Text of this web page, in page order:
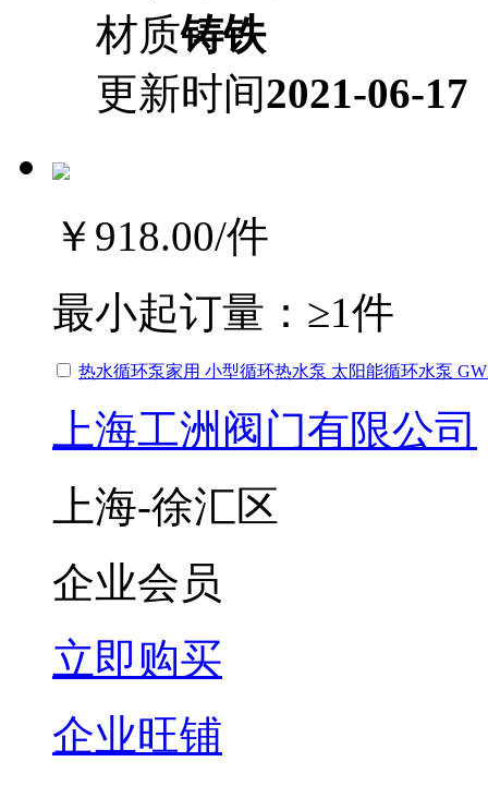
材质铸铁
更新时间2021-06-17
￥918.00/件
最小起订量： ≥1件
热水循环泵家用 小型循环热水泵 太阳能循环水泵
上海工洲阀门有限公司
上海-徐汇区
企业会员
立即购买
企业旺铺